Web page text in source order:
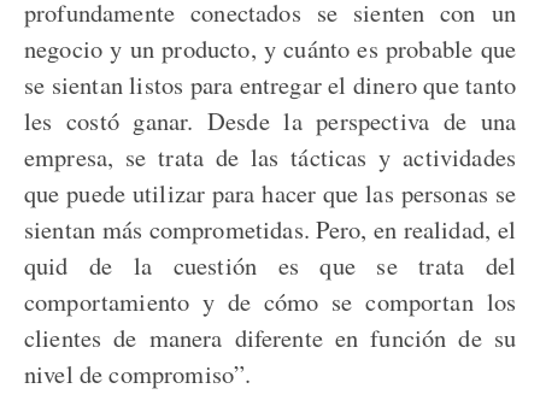
profundamente conectados se sienten con un
negocio y un producto, y cuánto es probable que
se sientan listos para entregar el dinero que tanto
les costó ganar. Desde la perspectiva de una
empresa, se trata de las tácticas y actividades
que puede utilizar para hacer que las personas se
sientan más comprometidas. Pero, en realidad, el
quid de la cuestión es que se trata del
comportamiento y de cómo se comportan los
clientes de manera diferente en función de su
nivel de compromiso”.